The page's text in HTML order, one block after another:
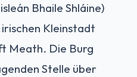
Bhaile Shláine)
Kleinstadt
Meath. Die Burg
Stelle über